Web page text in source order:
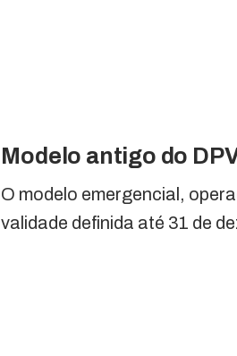
Modelo antigo do
O modelo emergencial,
validade definida até 31 de